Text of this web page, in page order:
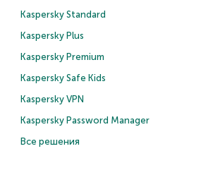
Kaspersky Standard
Kaspersky Plus
Kaspersky Premium
Kaspersky Safe Kids
Kaspersky VPN
Kaspersky Password Manager
Все решения